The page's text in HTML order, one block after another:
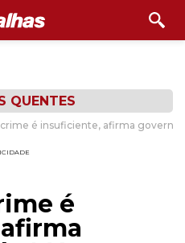
QUENTES
é insuficiente, afirma
é